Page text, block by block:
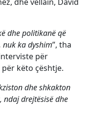
dhe politikanë që
ka dyshim”, tha
për
këto çështje.
dhe shkakton
ndaj drejtësisë dhe